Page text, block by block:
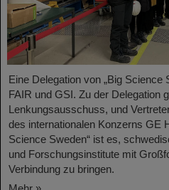
Eine Delegation von „Big Science
FAIR und GSI. Zu der Delegation
Lenkungsausschuss, und
des internationalen Konzerns GE
Science Sweden“ ist es,
und Forschungsinstitute mit
Verbindung zu bringen.